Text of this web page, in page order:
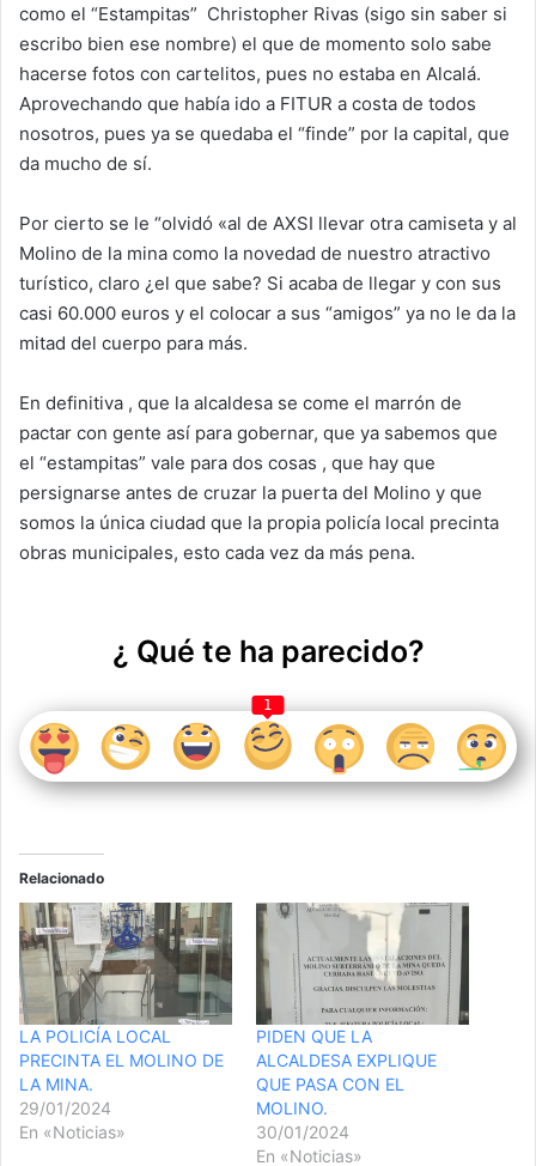
como el “Estampitas” Christopher Rivas (sigo sin saber si
escribo bien ese nombre) el que de momento solo sabe
hacerse fotos con cartelitos, pues no estaba en Alcalá.
Aprovechando que había ido a FITUR a costa de todos
nosotros, pues ya se quedaba el “finde” por la capital, que
da mucho de sí.
Por cierto se le “olvidó «al de AXSI llevar otra camiseta y al
Molino de la mina como la novedad de nuestro atractivo
turístico, claro ¿el que sabe? Si acaba de llegar y con sus
casi 60.000 euros y el colocar a sus “amigos” ya no le da la
mitad del cuerpo para más.
En definitiva , que la alcaldesa se come el marrón de
pactar con gente así para gobernar, que ya sabemos que
el “estampitas” vale para dos cosas , que hay que
persignarse antes de cruzar la puerta del Molino y que
somos la única ciudad que la propia policía local precinta
obras municipales, esto cada vez da más pena.
¿ Qué te ha parecido?
1
Relacionado
LA POLICÍA LOCAL
PRECINTA EL MOLINO DE
LA MINA.
29/01/2024
En «Noticias»
PIDEN QUE LA
ALCALDESA EXPLIQUE
QUE PASA CON EL
MOLINO.
30/01/2024
En «Noticias»